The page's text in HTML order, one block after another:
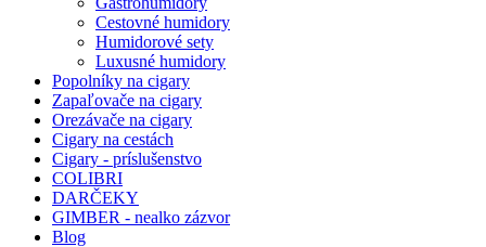
Cestovné humidory
Humidorové sety
Luxusné humidory
Popolníky na cigary
Zapaľovače na cigary
Orezávače na cigary
Cigary na cestách
Cigary - príslušenstvo
COLIBRI
DARČEKY
GIMBER - nealko zázvor
Blog